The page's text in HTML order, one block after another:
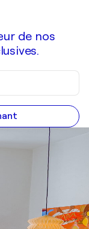
de nos